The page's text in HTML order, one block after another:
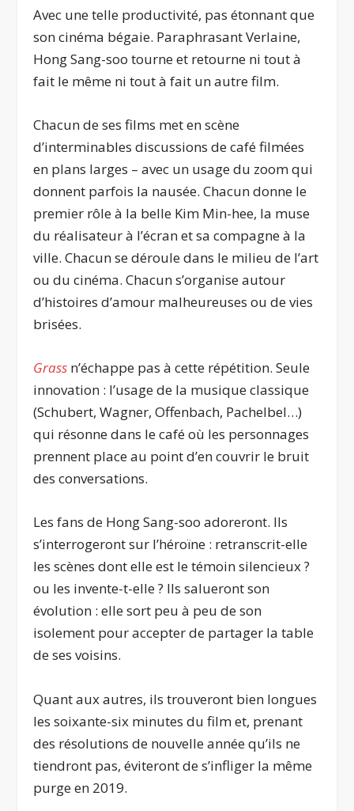
Avec une telle productivité, pas étonnant que
son cinéma bégaie. Paraphrasant Verlaine,
Hong Sang-soo tourne et retourne ni tout à
fait le même ni tout à fait un autre film.
Chacun de ses films met en scène
d’interminables discussions de café filmées
en plans larges – avec un usage du zoom qui
donnent parfois la nausée. Chacun donne le
premier rôle à la belle Kim Min-hee, la muse
du réalisateur à l’écran et sa compagne à la
ville. Chacun se déroule dans le milieu de l’art
ou du cinéma. Chacun s’organise autour
d’histoires d’amour malheureuses ou de vies
brisées.
Grass n’échappe pas à cette répétition. Seule
innovation : l’usage de la musique classique
(Schubert, Wagner, Offenbach, Pachelbel…)
qui résonne dans le café où les personnages
prennent place au point d’en couvrir le bruit
des conversations.
Les fans de Hong Sang-soo adoreront. Ils
s’interrogeront sur l’héroïne : retranscrit-elle
les scènes dont elle est le témoin silencieux ?
ou les invente-t-elle ? Ils salueront son
évolution : elle sort peu à peu de son
isolement pour accepter de partager la table
de ses voisins.
Quant aux autres, ils trouveront bien longues
les soixante-six minutes du film et, prenant
des résolutions de nouvelle année qu’ils ne
tiendront pas, éviteront de s’infliger la même
purge en 2019.